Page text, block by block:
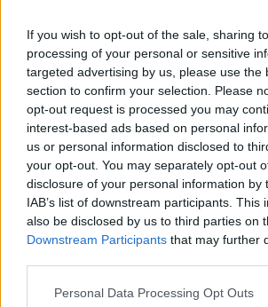
If you wish to opt-out of the sale, sharing
processing of your personal or sensitive
targeted advertising by us, please use the
section to confirm your selection. Please
opt-out request is processed you may
interest-based ads based on personal
us or personal information disclosed to
your opt-out. You may separately opt-out
disclosure of your personal information by
IAB’s list of downstream participants. This
also be disclosed by us to third parties on
Downstream Participants that may further
Please note that this website/app uses
Personal Data Processing Opt Outs
Elindult a Nemzeti
online programja
mtothorsi•2020. május 05.